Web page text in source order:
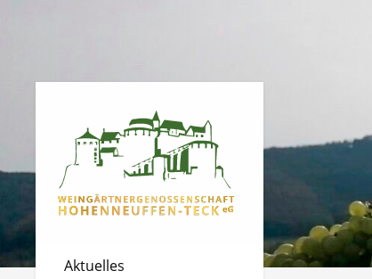
Aktuelles